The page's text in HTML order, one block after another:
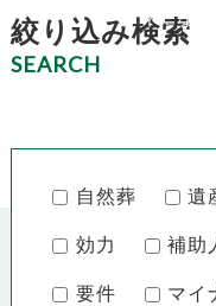
ネにな
絞り込み検索
SEARCH
自然葬 遺
効力 補助
要件 マイ